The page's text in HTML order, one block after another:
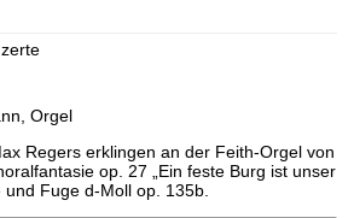
Orgel
Regers erklingen an der Feith-Orgel von
op. 27 „Ein feste Burg ist unser
Fuge d-Moll op. 135b.